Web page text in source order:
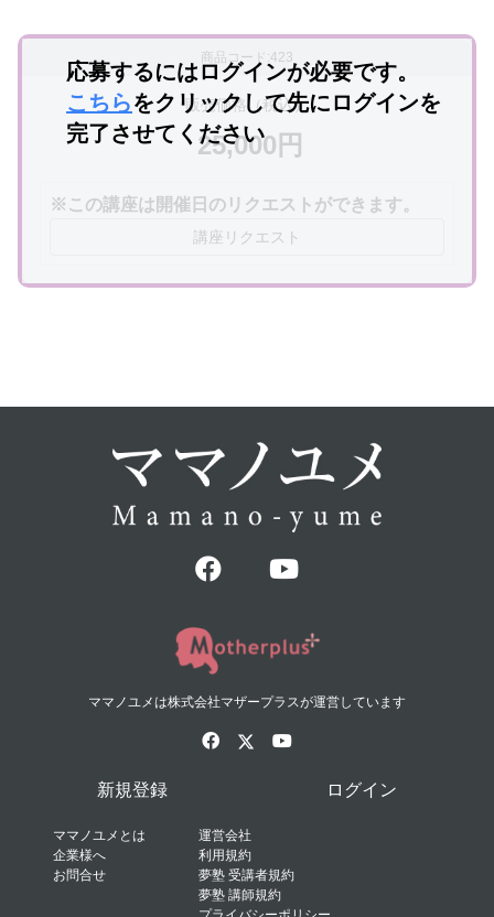
商品コード:423
販売価格（税込）
25,000円
※この講座は開催日のリクエストができます。
講座リクエスト
応募するにはログインが必要です。
こちらをクリックして先にログインを
完了させてください
ママノユメは株式会社マザープラスが運営しています
新規登録 ログイン
ママノユメとは
企業様へ
お問合せ
運営会社
利用規約
夢塾 受講者規約
夢塾 講師規約